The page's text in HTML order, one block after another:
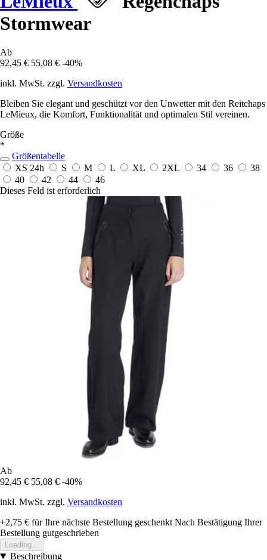
Stormwear
Ab
92,45 € 55,08 € -40%
inkl. MwSt. zzgl. Versandkosten
Bleiben Sie elegant und geschützt vor den Unwetter mit den Reitchaps
LeMieux, die Komfort, Funktionalität und optimalen Stil vereinen.
Größe
*
Größentabelle
XS 24h S M L XL 2XL 34 36
38
40
42 44
46
Dieses Feld ist erforderlich
Ab
92,45 € 55,08 € -40%
inkl. MwSt. zzgl. Versandkosten
+2,75 € für Ihre nächste Bestellung geschenkt Nach Bestätigung Ihrer
Bestellung gutgeschrieben
Loading...
Beschreibung